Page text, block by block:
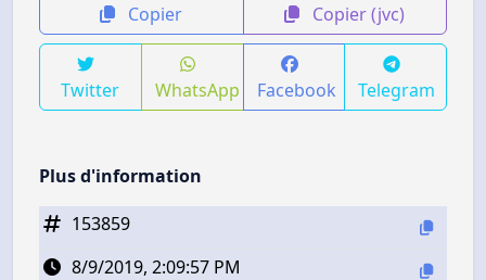
Copier Copier (jvc)
Twitter WhatsApp Facebook Telegram
Plus d'information
153859
8/9/2019, 2:09:57 PM